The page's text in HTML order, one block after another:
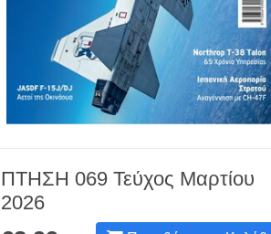
ΠΤΗΣΗ 069 Τεύχος Μαρτίου
2026